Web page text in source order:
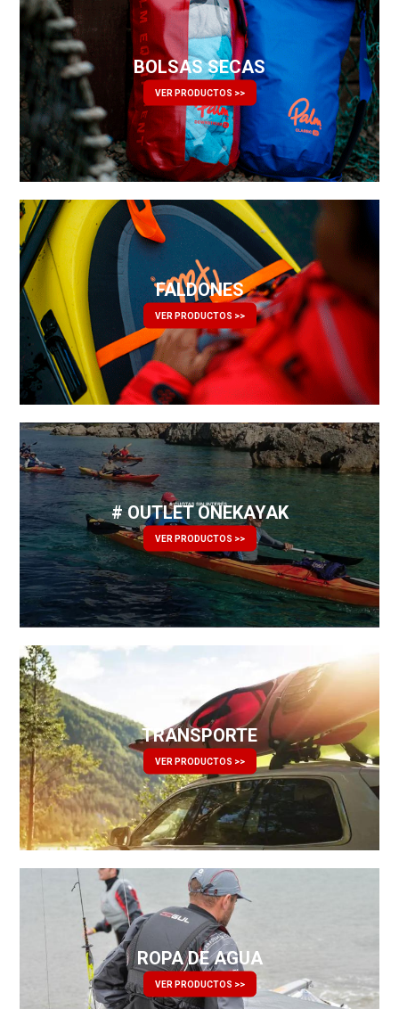
BOLSAS SECAS
VER PRODUCTOS >>
FALDONES
VER PRODUCTOS >>
# OUTLET ONEKAYAK
VER PRODUCTOS >>
TRANSPORTE
VER PRODUCTOS >>
ROPA DE AGUA
VER PRODUCTOS >>